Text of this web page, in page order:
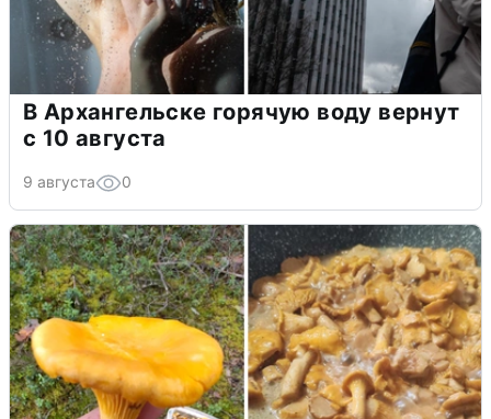
В Архангельске горячую воду вернут
с 10 августа
9 августа 0